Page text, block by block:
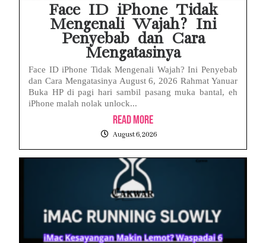
Face ID iPhone Tidak
Mengenali Wajah? Ini
Penyebab dan Cara
Mengatasinya
Face ID iPhone Tidak Mengenali Wajah? Ini Penyebab
dan Cara Mengatasinya August 6, 2026 Rahmat Yanuar
Buka HP di pagi hari sambil pasang muka bantal, eh
iPhone malah nolak unlock...
Read More
August 6, 2026